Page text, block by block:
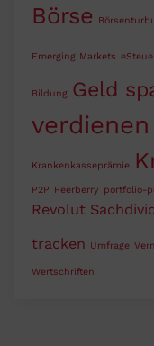
Börse
Emerging Markets
Bildung Geld
verdienen
Krankenkasseprämie
P2P Peerberry portfolio-
Revolut
tracken Umfrage
Wertschriften